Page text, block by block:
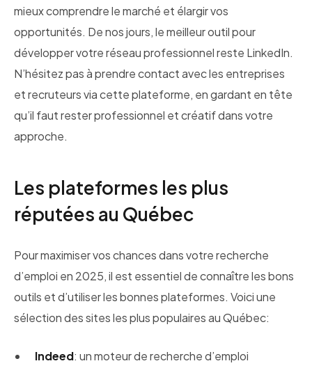
mieux comprendre le marché et élargir vos
opportunités. De nos jours, le meilleur outil pour
développer votre réseau professionnel reste LinkedIn.
N’hésitez pas à prendre contact avec les entreprises
et recruteurs via cette plateforme, en gardant en tête
qu’il faut rester professionnel et créatif dans votre
approche.
Les plateformes les plus
réputées au Québec
Pour maximiser vos chances dans votre recherche
d’emploi en 2025, il est essentiel de connaître les bons
outils et d’utiliser les bonnes plateformes. Voici une
sélection des sites les plus populaires au Québec:
Indeed: un moteur de recherche d’emploi